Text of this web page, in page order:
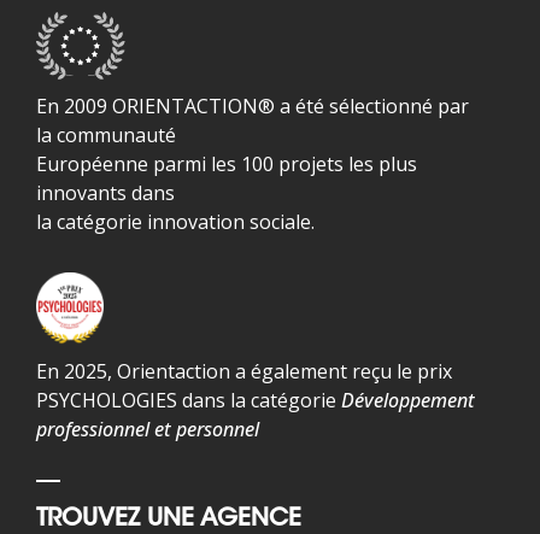
En 2009 ORIENTACTION® a été sélectionné par
la communauté
Européenne parmi les 100 projets les plus
innovants dans
la catégorie innovation sociale.
En 2025, Orientaction a également reçu le prix
PSYCHOLOGIES dans la catégorie Développement
professionnel et personnel
TROUVEZ UNE AGENCE